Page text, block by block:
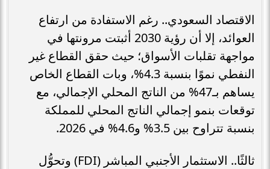
الاقتصاد السعودي.. رغم الاستفادة من ارتفاع
العوائد، إلا أن رؤية 2030 أثبتت مرونتها في
مواجهة تقلبات الأسواق؛ حيث حقق القطاع غير
النفطي نموًا بنسبة 4.3%، وبات القطاع الخاص
يساهم بـ47% من الناتج المحلي الإجمالي، مع
توقعات بنمو إجمالي الناتج المحلي للمملكة
بنسبة تتراوح بين 3.5% و4.6% في 2026.
ثالثًا.. الاستثمار الأجنبي المباشر (FDI) وتحوُّل